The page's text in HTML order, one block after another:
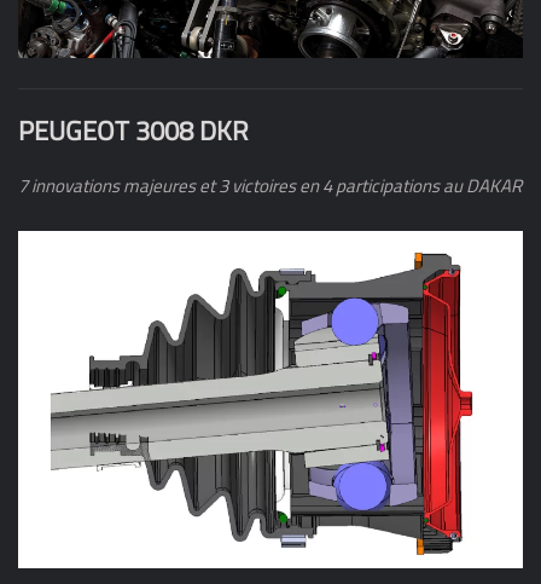
PEUGEOT 3008 DKR
7 innovations majeures et 3 victoires en 4 participations au DAKAR
En passant plus de rendement, et avec un débattement
supérieur, notre cahier des charges est devenu la
référence en la matière.
Et pourtant, les plus grands fabricants avaient décliné